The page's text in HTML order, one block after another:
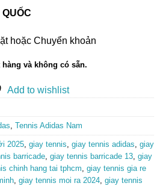
hoặc Chuyển khoản
và không có sẵn.
Add to wishlist
, Tennis Adidas Nam
2025, giay tennis, giay tennis adidas, giay
barricade, giay tennis barricade 13, giay
chinh hang tai tphcm, giay tennis gia re
, giay tennis moi ra 2024, giay tennis